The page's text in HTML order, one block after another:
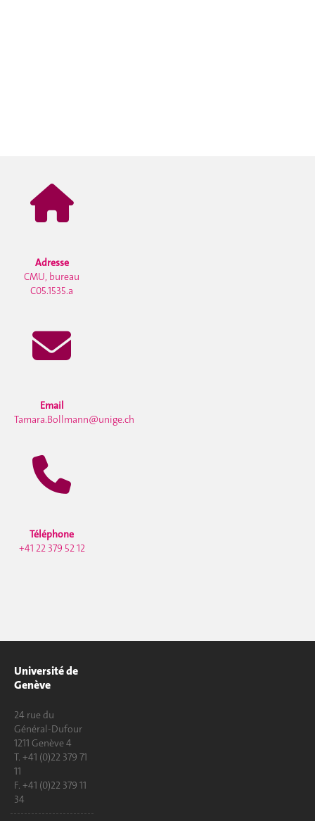
Adresse
CMU, bureau
C05.1535.a
Email
Tamara.Bollmann@unige.ch
Téléphone
+41 22 379 52 12
Université de
Genève
24 rue du
Général-Dufour
1211 Genève 4
T. +41 (0)22 379 71
11
F. +41 (0)22 379 11
34